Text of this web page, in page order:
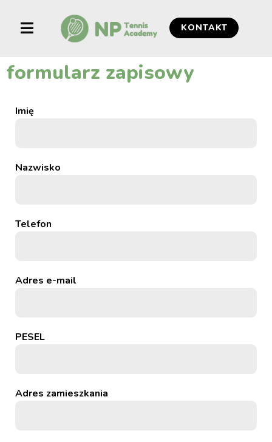
KONTAKT
formularz zapisowy
Imię
Nazwisko
Telefon
Adres e-mail
PESEL
Adres zamieszkania